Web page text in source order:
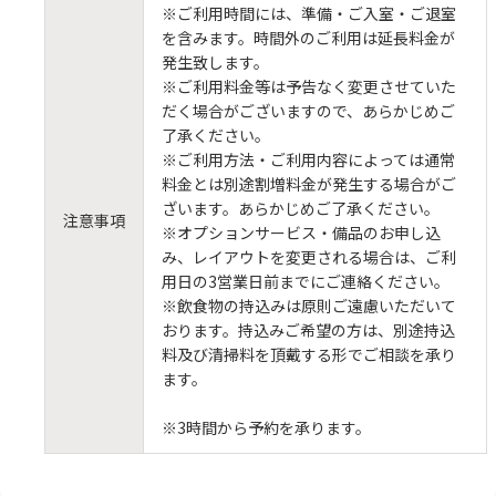
注意事項
※ご利用時間には、準備・ご入室・ご退室
を含みます。時間外のご利用は延長料金が
発生致します。
※ご利用料金等は予告なく変更させていた
だく場合がございますので、あらかじめご
了承ください。
※ご利用方法・ご利用内容によっては通常
料金とは別途割増料金が発生する場合がご
ざいます。あらかじめご了承ください。
※オプションサービス・備品のお申し込
み、レイアウトを変更される場合は、ご利
用日の3営業日前までにご連絡ください。
※飲食物の持込みは原則ご遠慮いただいて
おります。持込みご希望の方は、別途持込
料及び清掃料を頂戴する形でご相談を承り
ます。
※3時間から予約を承ります。